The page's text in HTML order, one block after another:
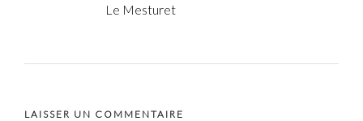
Le Mesturet
LAISSER UN COMMENTAIRE